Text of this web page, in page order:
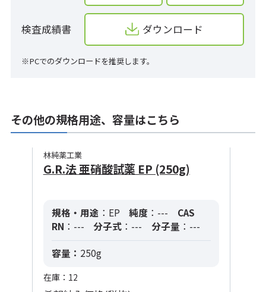
検査成績書 ダウンロード
※PCでのダウンロードを推奨します。
その他の規格用途、容量はこちら
林純薬工業
G.R.法 亜硝酸試薬 EP (250g)
規格・用途 ：EP 純度 ：---
CAS
RN ：--- 分子式 ：--- 分子量 ：---
容量： 250g
在庫：12